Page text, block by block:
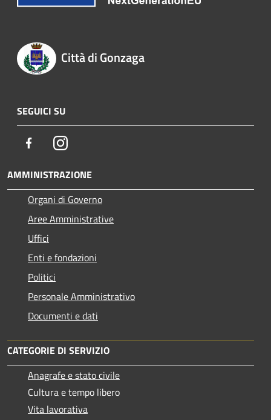
Città di Gonzaga
SEGUICI SU
FacebookInstagram
AMMINISTRAZIONE
Organi di Governo
Aree Amministrative
Uffici
Enti e fondazioni
Politici
Personale Amministrativo
Documenti e dati
CATEGORIE DI SERVIZIO
Anagrafe e stato civile
Cultura e tempo libero
Vita lavorativa